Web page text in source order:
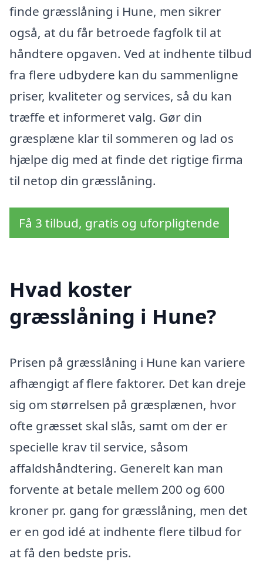
finde græsslåning i Hune, men sikrer
også, at du får betroede fagfolk til at
håndtere opgaven. Ved at indhente tilbud
fra flere udbydere kan du sammenligne
priser, kvaliteter og services, så du kan
træffe et informeret valg. Gør din
græsplæne klar til sommeren og lad os
hjælpe dig med at finde det rigtige firma
til netop din græsslåning.
Få 3 tilbud, gratis og uforpligtende
Hvad koster
græsslåning i Hune?
Prisen på græsslåning i Hune kan variere
afhængigt af flere faktorer. Det kan dreje
sig om størrelsen på græsplænen, hvor
ofte græsset skal slås, samt om der er
specielle krav til service, såsom
affaldshåndtering. Generelt kan man
forvente at betale mellem 200 og 600
kroner pr. gang for græsslåning, men det
er en god idé at indhente flere tilbud for
at få den bedste pris.